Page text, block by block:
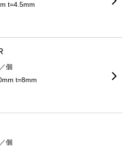
t=4.5mm
個
t=8mm
個